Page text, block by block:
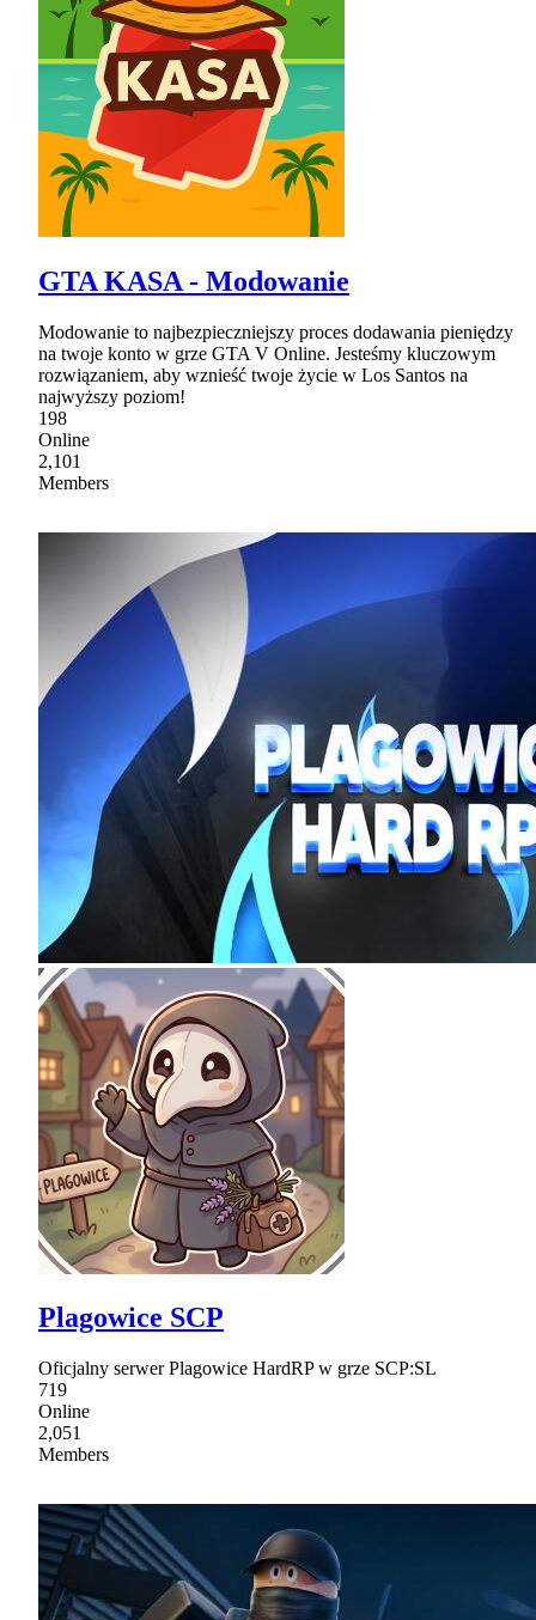
GTA KASA - Modowanie
Modowanie to najbezpieczniejszy proces dodawania pieniędzy
na twoje konto w grze GTA V Online. Jesteśmy kluczowym
rozwiązaniem, aby wznieść twoje życie w Los Santos na
najwyższy poziom!
198
Online
2,101
Members
Plagowice SCP
Oficjalny serwer Plagowice HardRP w grze SCP:SL
719
Online
2,051
Members